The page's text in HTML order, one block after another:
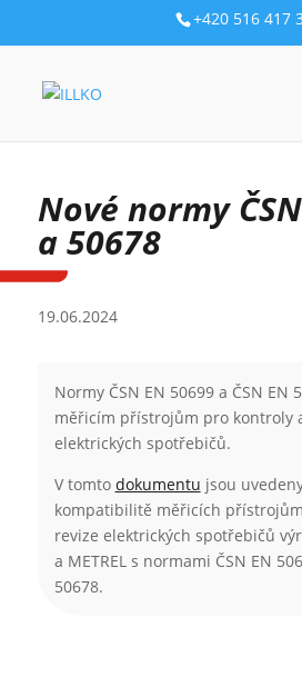
+420 516 417
NOVINKY/ NOVÉ NORMY ČSN EN 50699 A
Nové normy
a 50678
19.06.2024
Normy ČSN EN 50699 a ČSN EN
měřicím přístrojům pro kontroly
elektrických spotřebičů.
V tomto dokumentu jsou
kompatibilitě měřicích
revize elektrických spotřebičů
a METREL s normami ČSN EN
50678.